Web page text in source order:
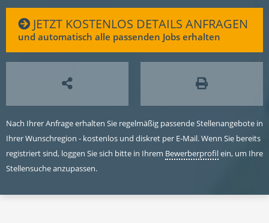
JETZT KOSTENLOS DETAILS ANFRAGEN
und automatisch alle passenden Jobs erhalten
Nach Ihrer Anfrage erhalten Sie regelmäßig passende Stellenangebote in
Ihrer Wunschregion - kostenlos und diskret per E-Mail. Wenn Sie bereits
registriert sind, loggen Sie sich bitte in Ihrem Bewerberprofilein, um Ihre
Stellensuche anzupassen.